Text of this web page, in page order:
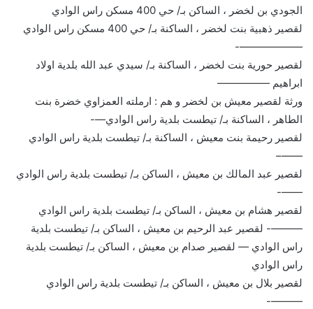
الجودي بن لخضر ، الساكن بـ/ حي 400 مسكن راس الوادي
لقصير ذهبية بنت لخضر ، الساكنة بـ/ حي 400 مسكن راس الوادي
——————-
لقصير حورية بنت لخضر ، الساكنة بـ/ سيدي عبد الله بلدية اولاد
ابراهيم —————
ورثة لقصير معيش بن لخضر و هم : ارملته العمزاوي خضرة بنت
الطاهر ، الساكنة بـ/ تيطست بلدية راس الوادي—-
لقصير رحيمة بنت معيش ، الساكنة بـ/ تيطست بلدية راس الوادي
——–
لقصير عبد المالك بن معيش ، الساكن بـ/ تيطست بلدية راس الوادي
——-
لقصير هشام بن معيش ، الساكن بـ/ تيطست بلدية راس الوادي
———- لقصير عبد الرحيم بن معيش ، الساكن بـ/ تيطست بلدية
راس الوادي — لقصير صدام بن معيش ، الساكن بـ/ تيطست بلدية
راس الوادي
لقصير بلال بن معيش ، الساكن بـ/ تيطست بلدية راس الوادي
———-